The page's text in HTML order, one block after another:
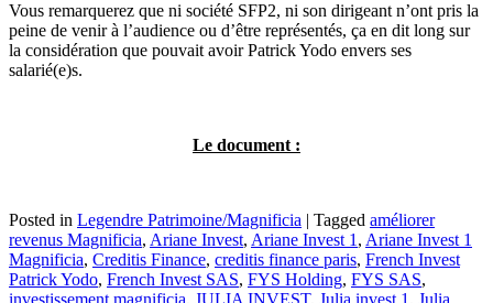
Vous remarquerez que ni société SFP2, ni son dirigeant n’ont pris la
peine de venir à l’audience ou d’être représentés, ça en dit long sur
la considération que pouvait avoir Patrick Yodo envers ses
salarié(e)s.
Le document :
Posted in Legendre Patrimoine/Magnificia | Tagged améliorer
revenus Magnificia, Ariane Invest, Ariane Invest 1 , Ariane Invest 1
Magnificia, Creditis Finance, creditis finance paris, French Invest
Patrick Yodo, French Invest SAS, FYS Holding, FYS SAS,